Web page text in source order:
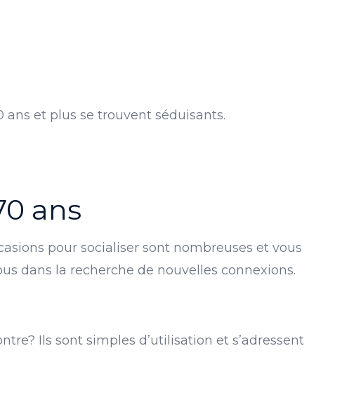
ans et plus se trouvent séduisants.
ans
pour socialiser sont nombreuses et vous
dans la recherche de nouvelles connexions.
Ils sont simples d’utilisation et s’adressent